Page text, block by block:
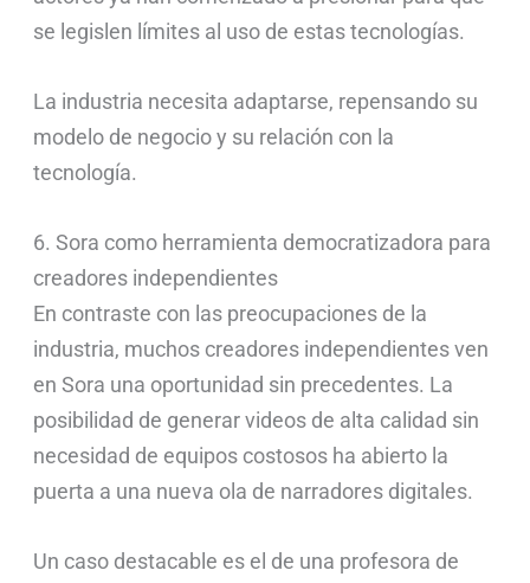
se legislen límites al uso de estas tecnologías.
La industria necesita adaptarse, repensando su
modelo de negocio y su relación con la
tecnología.
6. Sora como herramienta democratizadora para
creadores independientes
En contraste con las preocupaciones de la
industria, muchos creadores independientes ven
en Sora una oportunidad sin precedentes. La
posibilidad de generar videos de alta calidad sin
necesidad de equipos costosos ha abierto la
puerta a una nueva ola de narradores digitales.
Un caso destacable es el de una profesora de